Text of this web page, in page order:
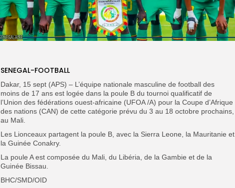
SENEGAL-FOOTBALL
Dakar, 15 sept (APS) – L’équipe nationale masculine de football des
moins de 17 ans est logée dans la poule B du tournoi qualificatif de
l’Union des fédérations ouest-africaine (UFOA /A) pour la Coupe d’Afrique
des nations (CAN) de cette catégorie prévu du 3 au 18 octobre prochains,
au Mali.
Les Lionceaux partagent la poule B, avec la Sierra Leone, la Mauritanie et
la Guinée Conakry.
La poule A est composée du Mali, du Libéria, de la Gambie et de la
Guinée Bissau.
BHC/SMD/OID